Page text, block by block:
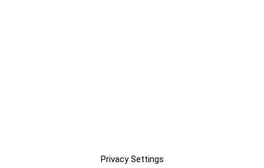
Privacy Settings